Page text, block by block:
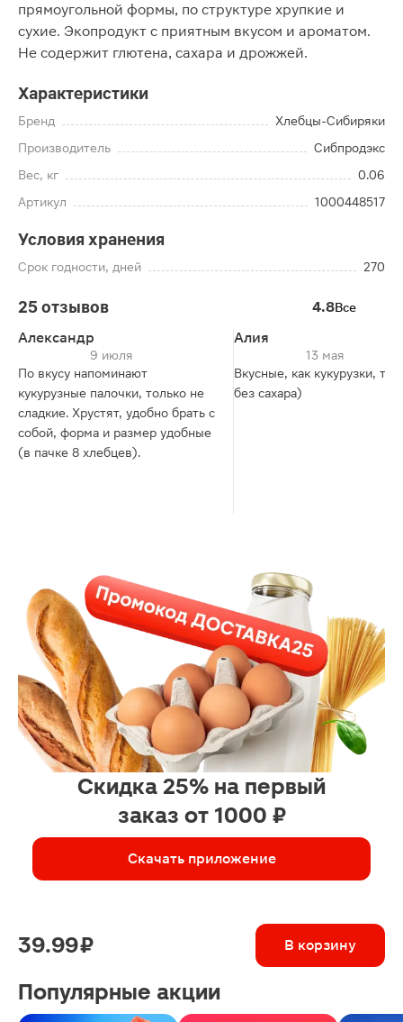
прямоугольной формы, по структуре хрупкие и
сухие. Экопродукт с приятным вкусом и ароматом.
Не содержит глютена, сахара и дрожжей.
Характеристики
Бренд
Хлебцы-Сибиряки
Производитель
Сибпродэкс
Вес, кг
0.06
Артикул
1000448517
Условия хранения
Срок годности, дней 270
25 отзывов 4.8Все
Александр
9 июля
По вкусу напоминают
кукурузные палочки, только не
сладкие. Хрустят, удобно брать с
собой, форма и размер удобные
(в пачке 8 хлебцев).
Алия
13 мая
Вкусные, как кукурузки,
без сахара)
Скидка 25% на первый
заказ от 1000 ₽
Скачать приложение
39.99 ₽ В корзину
Популярные акции